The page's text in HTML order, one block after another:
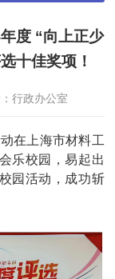
度 “向上正少
十佳奖项！
行政办公室
在上海市材料工
乐校园，易起出
园活动，成功斩